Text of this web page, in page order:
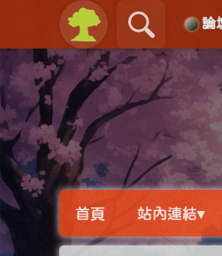
論
關於
首頁 站內連結▾